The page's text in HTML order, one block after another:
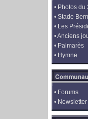
• Photos du
• Stade
• Les
•Anciens
• Palmarès
• Hymne
• Forums
• Newsletter